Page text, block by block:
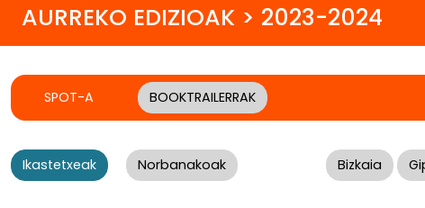
AURREKO EDIZIOAK > 2023-2024
SPOT-A BOOKTRAILERRAK
Ikastetxeak Norbanakoak Bizkaia